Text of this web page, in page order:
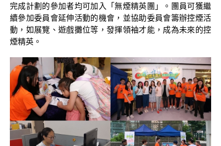
完成計劃的參加者均可加入「無煙精英團」。團員可獲繼
續參加委員會延伸活動的機會，並協助委員會籌辦控煙活
動，如展覽、遊戲攤位等，發揮領袖才能，成為未來的控
煙精英。